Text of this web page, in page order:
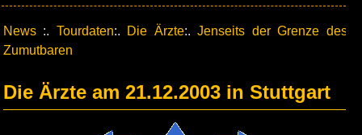
News :. Tourdaten:. Die Ärzte:.Jenseits der Grenze des
Zumutbaren
Die Ärzte am 21.12.2003 in Stuttgart